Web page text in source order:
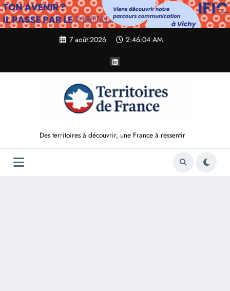
Aller
au
contenu
7 août 2026 2:46:05 AM
Des territoires à découvrir, une France à ressentir